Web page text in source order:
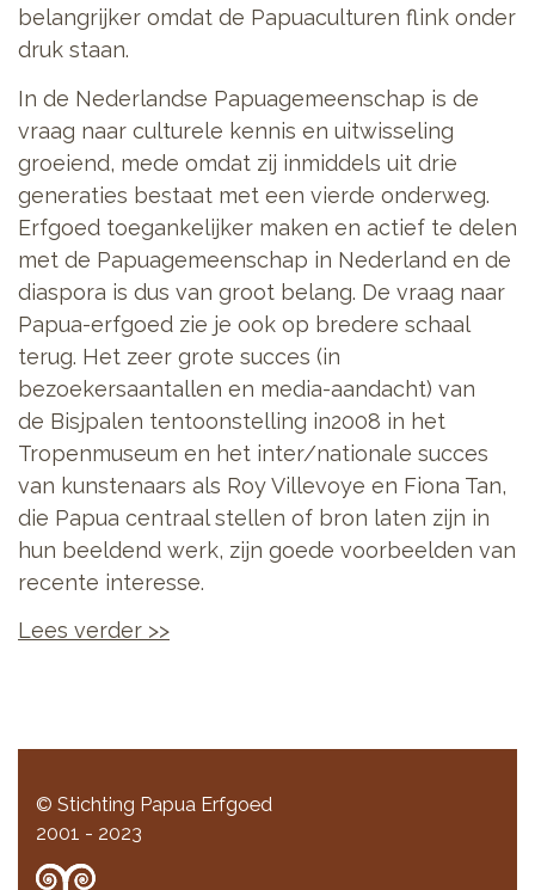
belangrijker omdat de Papuaculturen flink onder
druk staan.
In de Nederlandse Papuagemeenschap is de
vraag naar culturele kennis en uitwisseling
groeiend, mede omdat zij inmiddels uit drie
generaties bestaat met een vierde onderweg.
Erfgoed toegankelijker maken en actief te delen
met de Papuagemeenschap in Nederland en de
diaspora is dus van groot belang. De vraag naar
Papua-erfgoed zie je ook op bredere schaal
terug. Het zeer grote succes (in
bezoekersaantallen en media-aandacht) van
de Bisjpalen tentoonstelling in2008 in het
Tropenmuseum en het inter/nationale succes
van kunstenaars als Roy Villevoye en Fiona Tan,
die Papua centraal stellen of bron laten zijn in
hun beeldend werk, zijn goede voorbeelden van
recente interesse.
Lees verder >>
© Stichting Papua Erfgoed
2001 - 2023